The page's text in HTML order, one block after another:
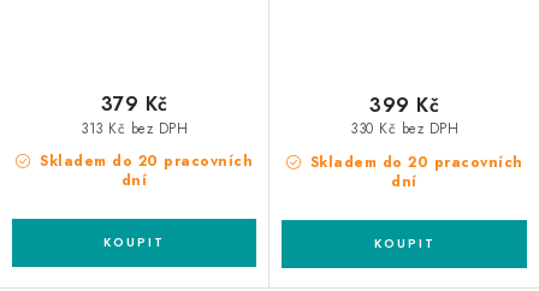
Skladem do 20 pracovních
dní
313 Kč bez DPH
379 Kč
Skladem do 20 pracovních
dní
330 Kč bez DPH
399 Kč